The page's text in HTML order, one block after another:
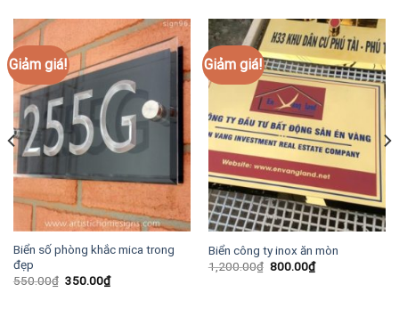
Giảm giá!
Biển số phòng khắc mica trong
đẹp
550.00₫ Giá
350.00₫Giá
hiện
Giảm giá!
Biển công ty inox ăn mòn
1,200.00₫ Giá
800.00₫Giá
hiện